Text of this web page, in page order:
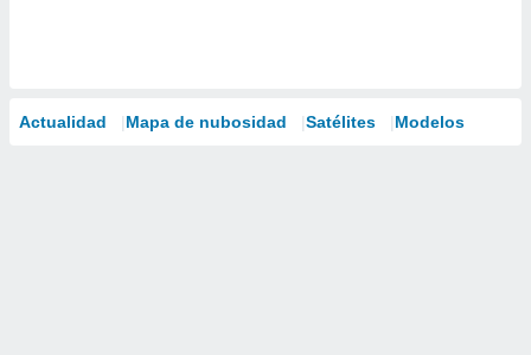
Actualidad Mapa de nubosidad Satélites Modelos